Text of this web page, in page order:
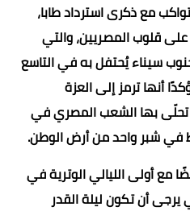
مع ذكرى استرداد طابا،
على قلوب المصريين، والتي
سيناء يُحتفل به في التاسع
أنها ترمز إلى العزة
تحلّى بها الشعب المصري في
في شبر واحد من أرض الوطن.
مع أولى الليالي الوترية في
يرجى أن تكون ليلة القدر